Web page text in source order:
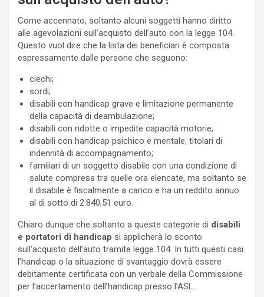
Come accennato, soltanto alcuni soggetti hanno diritto
alle agevolazioni sull’acquisto dell’auto con la legge 104.
Questo vuol dire che la lista dei beneficiari è composta
espressamente dalle persone che seguono:
ciechi;
sordi;
disabili con handicap grave e limitazione permanente
della capacità di deambulazione;
disabili con ridotte o impedite capacità motorie;
disabili con handicap psichico e mentale, titolari di
indennità di accompagnamento;
familiari di un soggetto disabile con una condizione di
salute compresa tra quelle ora elencate, ma soltanto se
il disabile è fiscalmente a carico e ha un reddito annuo
al di sotto di 2.840,51 euro.
Chiaro dunque che soltanto a queste categorie di disabili
e portatori di handicap si applicherà lo sconto
sull’acquisto dell’auto tramite legge 104. In tutti questi casi
l’handicap o la situazione di svantaggio dovrà essere
debitamente certificata con un verbale della Commissione
per l’accertamento dell’handicap presso l’ASL.